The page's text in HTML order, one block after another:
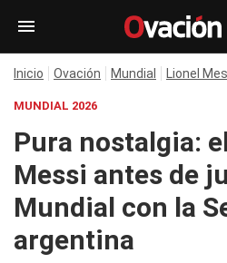
Inicio Ovación Mundial Lionel
MUNDIAL 2026
Pura nostalgia:
Messi antes de
Mundial con la
argentina